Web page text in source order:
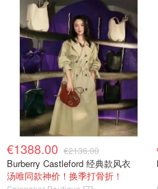
€1388.00 €2136.00
Burberry Castleford 经典款风衣
汤唯同款神价！换季打骨折！